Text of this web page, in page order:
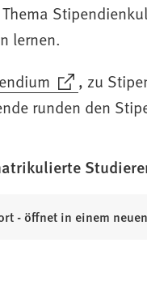
lernen.
, zu
runden den
- öffnet in einem